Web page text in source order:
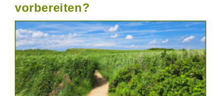
vorbereiten?